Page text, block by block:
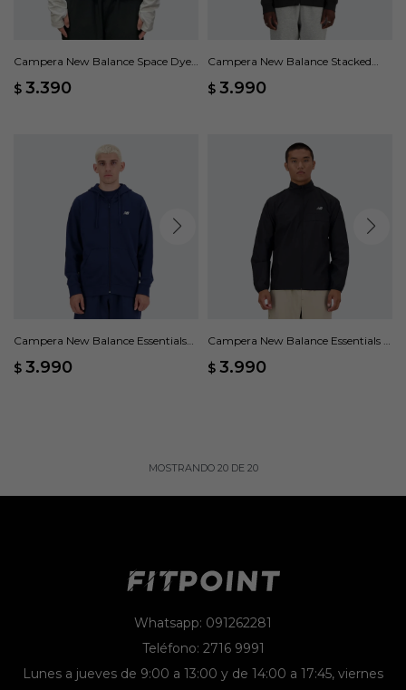
Campera New Balance Space Dye
$ 3.390
Campera New Balance Stacked
$ 3.990
Campera New Balance Essentials
$ 3.990
Campera New Balance Essentials -
$ 3.990
MOSTRANDO 20DE 20
Whatsapp: 091262281
Teléfono: 2716 9991
Lunes a jueves de 9:00 a 13:00 y de 14:00 a 17:45, viernes